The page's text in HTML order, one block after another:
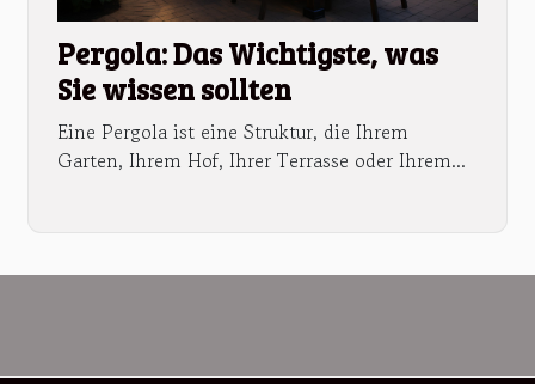
Pergola: Das Wichtigste, was
Sie wissen sollten
Eine Pergola ist eine Struktur, die Ihrem
Garten, Ihrem Hof, Ihrer Terrasse oder Ihrem...